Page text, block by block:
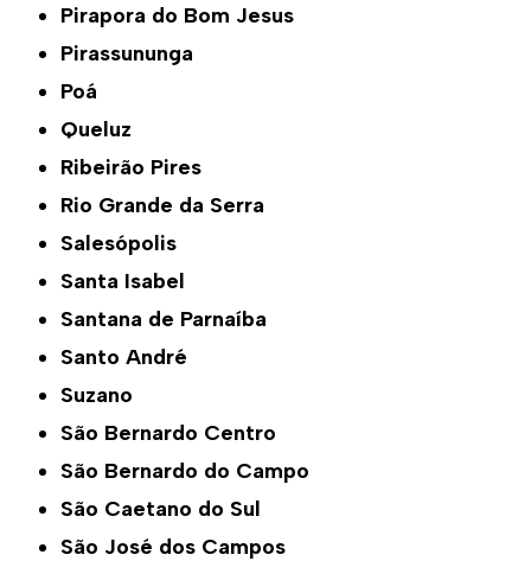
Pirapora do Bom Jesus
Pirassununga
Poá
Queluz
Ribeirão Pires
Rio Grande da Serra
Salesópolis
Santa Isabel
Santana de Parnaíba
Santo André
Suzano
São Bernardo Centro
São Bernardo do Campo
São Caetano do Sul
São José dos Campos